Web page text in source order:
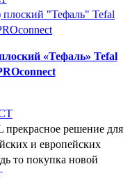
«Тефаль» Tefal
решение для
и европейских
то покупка новой